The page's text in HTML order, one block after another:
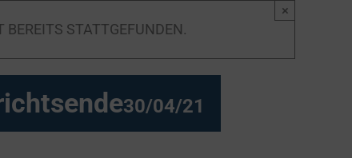
BEREITS STATTGEFUNDEN.
×
30/04/21